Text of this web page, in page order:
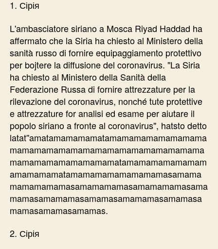
1. Сірія
L'ambasciatore siriano a Mosca Riyad Haddad ha
affermato che la Siria ha chiesto al Ministero della
sanità russo di fornire equipaggiamento protettivo
per bojtere la diffusione del coronavirus. "La Siria
ha chiesto al Ministero della Sanità della
Federazione Russa di fornire attrezzature per la
rilevazione del coronavirus, nonché tute protettive
e attrezzature for analisi ed esame per aiutare il
popolo siriano a fronte al coronavirus", hatsto detto
latat''amatamamamamatamamamamamamamama
mamamamamamamamamamamamamamamama
mamamamamamamamamatamamamamamamam
amamamamatamamamamamamamamasamama
mamamamamasamamamamasamamamamasama
mamasamamamasamamasamamamasamamasa
mamasamamasamamas.
2. Сірія